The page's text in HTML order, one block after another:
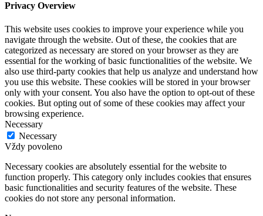
Privacy Overview
This website uses cookies to improve your experience while you
navigate through the website. Out of these, the cookies that are
categorized as necessary are stored on your browser as they are
essential for the working of basic functionalities of the website. We
also use third-party cookies that help us analyze and understand how
you use this website. These cookies will be stored in your browser
only with your consent. You also have the option to opt-out of these
cookies. But opting out of some of these cookies may affect your
browsing experience.
Necessary
Necessary
Vždy povoleno
Necessary cookies are absolutely essential for the website to
function properly. This category only includes cookies that ensures
basic functionalities and security features of the website. These
cookies do not store any personal information.